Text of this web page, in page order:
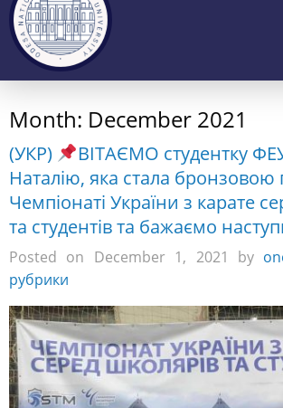
Month: December 2021
(УКР)
ВІТАЄМО студентку
Наталію, яка стала
Чемпіонаті України з карате
та студентів та бажаємо
Posted on December 1, 2021 by
рубрики